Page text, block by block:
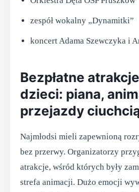
zespół wokalny „Dynamitki”
koncert Adama Szewczyka i
Bezpłatne
dzieci: piana,
przejazdy
Najmłodsi mieli zapewnioną
bez przerwy. Organizatorzy
atrakcje, wśród których były
strefa animacji. Dużo emocji